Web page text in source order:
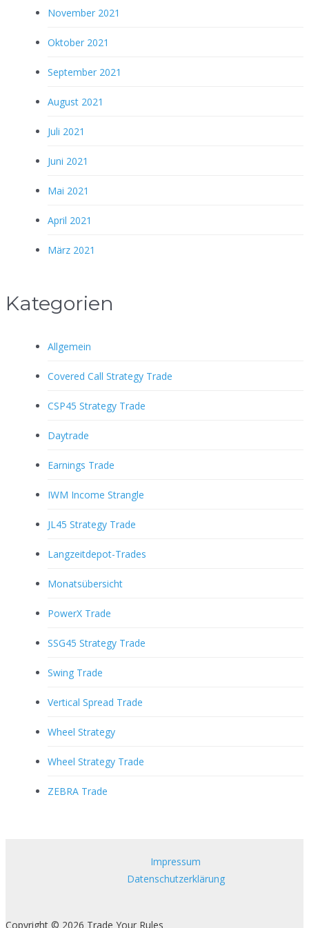
November 2021
Oktober 2021
September 2021
August 2021
Juli 2021
Juni 2021
Mai 2021
April 2021
März 2021
Kategorien
Allgemein
Covered Call Strategy Trade
CSP45 Strategy Trade
Daytrade
Earnings Trade
IWM Income Strangle
JL45 Strategy Trade
Langzeitdepot-Trades
Monatsübersicht
PowerX Trade
SSG45 Strategy Trade
Swing Trade
Vertical Spread Trade
Wheel Strategy
Wheel Strategy Trade
ZEBRA Trade
Impressum
Datenschutzerklärung
Copyright © 2026 Trade Your Rules